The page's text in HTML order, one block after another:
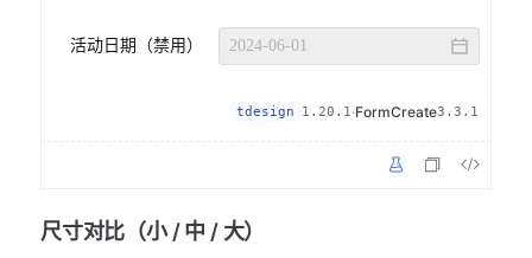
tdesign 1.20.1·FormCreate3.3.1
活动日期（禁用）
尺寸对比（小 / 中 / 大）